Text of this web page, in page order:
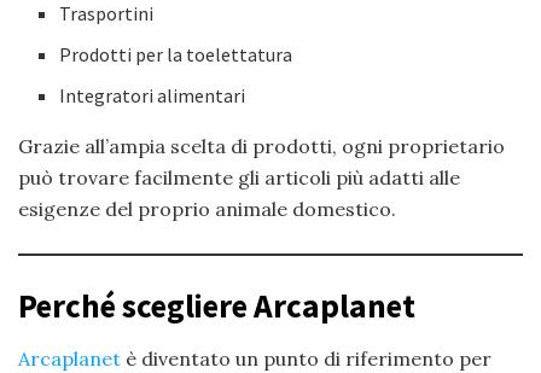
Trasportini
Prodotti per la toelettatura
Integratori alimentari
Grazie all’ampia scelta di prodotti, ogni proprietario
può trovare facilmente gli articoli più adatti alle
esigenze del proprio animale domestico.
Perché scegliere Arcaplanet
Arcaplanet è diventato un punto di riferimento per